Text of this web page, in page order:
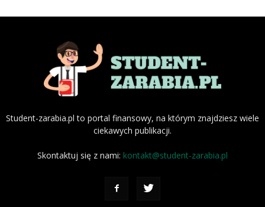
Student-zarabia.pl to portal finansowy, na którym znajdziesz wiele
ciekawych publikacji.
Skontaktuj się z nami: kontakt@student-zarabia.pl